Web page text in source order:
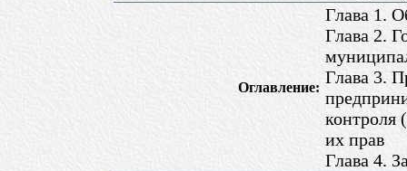
Оглавление:
Глава 1.
Глава 2.
Глава 3.
контроля
их прав
Глава 4.